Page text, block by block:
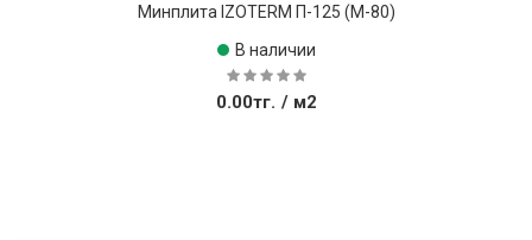
Минплита IZOTERM П-125 (М-80)
В наличии
0.00тг. / м2